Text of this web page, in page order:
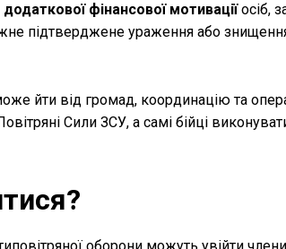
фінансової мотиваціїосіб,
підтверджене ураження або
йти від громад, координацію та
Сили ЗСУ, а самі бійці